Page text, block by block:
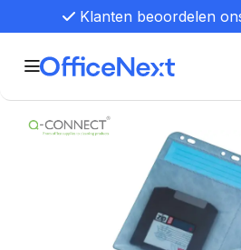
Klanten beoordelen